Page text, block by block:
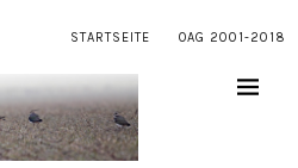
STARTSEITE OAG 2001-2018